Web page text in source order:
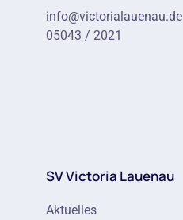
info@victorialauenau.de
05043 / 2021
SV Victoria Lauenau
Aktuelles